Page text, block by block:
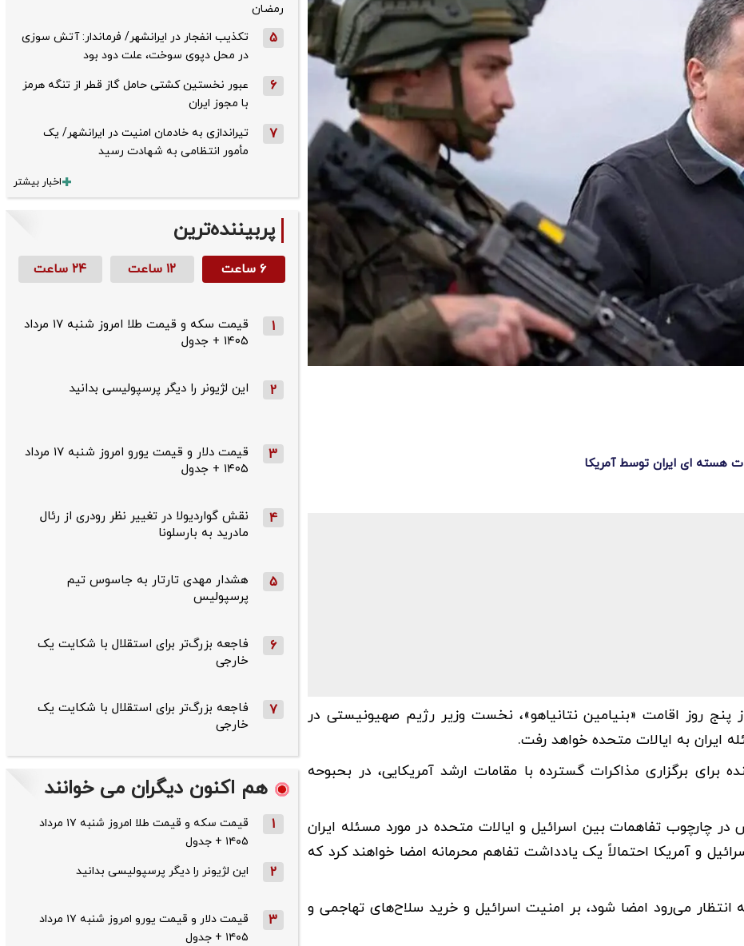
هسته ای ایران توسط آمریکا‌
داد که پس از پنج روز اقامت «بنیامین نتانیاهو»، نخست وزیر رژیم صهیونیستی در
ایران به ایالات متحده خواهد رفت.
برای برگزاری مذاکرات گسترده با مقامات ارشد آمریکایی، در بحبوحه
چارچوب تفاهمات بین اسرائیل و ایالات متحده در مورد مسئله ایران
و آمریکا احتمالاً یک یادداشت تفاهم محرمانه امضا خواهند کرد که
انتظار می‌رود امضا شود، بر امنیت اسرائیل و خرید سلاح‌های تهاجمی و
رمضان
5
تکذیب ‌انفجار در ایرانشهر/ فرماندار: آتش سوزی
در محل دپوی سوخت، علت دود بود
6
عبور نخستین کشتی حامل گاز قطر از تنگه هرمز
با مجوز ایران
7
تیراندازی به خادمان امنیت در ایرانشهر/ یک
مأمور انتظامی به شهادت رسید
اخبار بیشتر
پربیننده‌ترین
۶ ساعت ۱۲ ساعت ۲۴ ساعت
1
قیمت سکه و قیمت طلا امروز شنبه ۱۷ مرداد
۱۴۰۵ + جدول
2 این لژیونر را دیگر پرسپولیسی بدانید
3
قیمت دلار و قیمت یورو امروز شنبه ۱۷ مرداد
۱۴۰۵ + جدول
4
نقش گواردیولا در تغییر نظر رودری از رئال
مادرید به بارسلونا
5
هشدار مهدی تارتار به جاسوس تیم
پرسپولیس
6
فاجعه بزرگ‌تر برای استقلال با شکایت یک
خارجی
7
فاجعه بزرگ‌تر برای استقلال با شکایت یک
خارجی
هم اکنون دیگران می خوانند
1
قیمت سکه و قیمت طلا امروز شنبه ۱۷ مرداد
۱۴۰۵ + جدول
2 این لژیونر را دیگر پرسپولیسی بدانید
3
قیمت دلار و قیمت یورو امروز شنبه ۱۷ مرداد
۱۴۰۵ + جدول